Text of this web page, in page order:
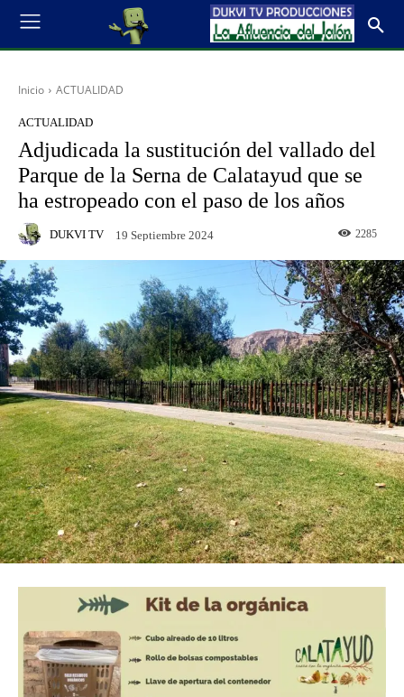
Inicio ACTUALIDAD
ACTUALIDAD
Adjudicada la sustitución del vallado del
Parque de la Serna de Calatayud que se
ha estropeado con el paso de los años
DUKVI TV 19 Septiembre 2024 2285